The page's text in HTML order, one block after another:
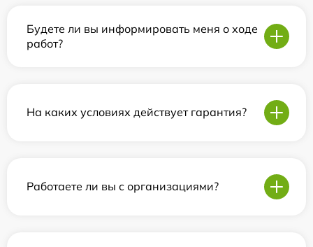
Будете ли вы информировать меня о ходе
работ?
На каких условиях действует гарантия?
Работаете ли вы с организациями?